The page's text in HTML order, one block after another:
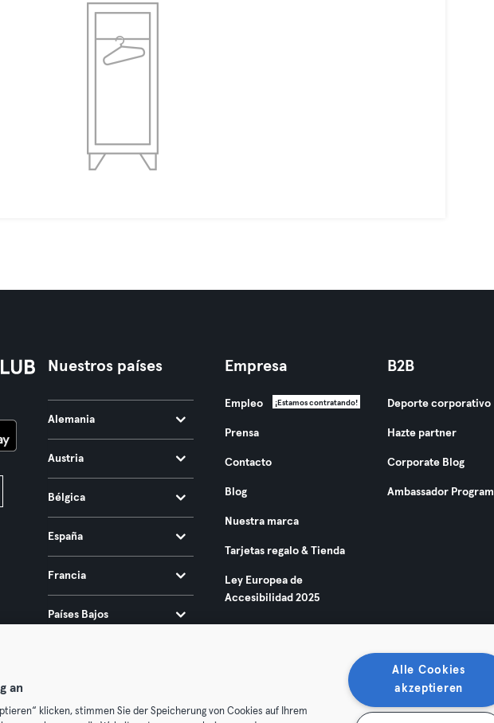
Nuestros países
Alemania
Austria
Bélgica
España
Francia
Países Bajos
Empresa
Empleo ¡Estamos contratando!
Prensa
Contacto
Blog
Nuestra marca
Tarjetas regalo & Tienda
Ley Europea de
Accesibilidad 2025
B2B
Deporte corporativo
Hazte partner
Corporate Blog
Ambassador Program
an
klicken, stimmen Sie der Speicherung von Cookies auf Ihrem
Alle Cookies
akzeptieren